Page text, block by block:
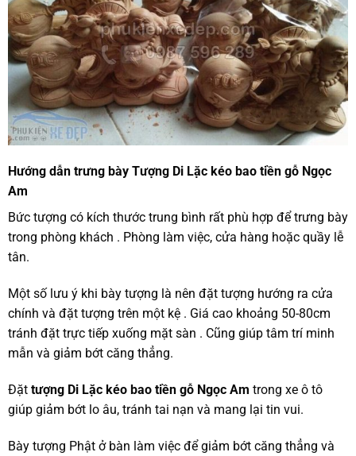
Hướng dẫn trưng bày Tượng Di Lặc kéo bao tiền gỗ Ngọc
Am
Bức tượng có kích thước trung bình rất phù hợp để trưng bày
trong phòng khách . Phòng làm việc, cửa hàng hoặc quầy lễ
tân.
Một số lưu ý khi bày tượng là nên đặt tượng hướng ra cửa
chính và đặt tượng trên một kệ . Giá cao khoảng 50-80cm
tránh đặt trực tiếp xuống mặt sàn . Cũng giúp tâm trí minh
mẫn và giảm bớt căng thẳng.
Đặt tượng Di Lặc kéo bao tiền gỗ Ngọc Am trong xe ô tô
giúp giảm bớt lo âu, tránh tai nạn và mang lại tin vui.
Bày tượng Phật ở bàn làm việc để giảm bớt căng thẳng và